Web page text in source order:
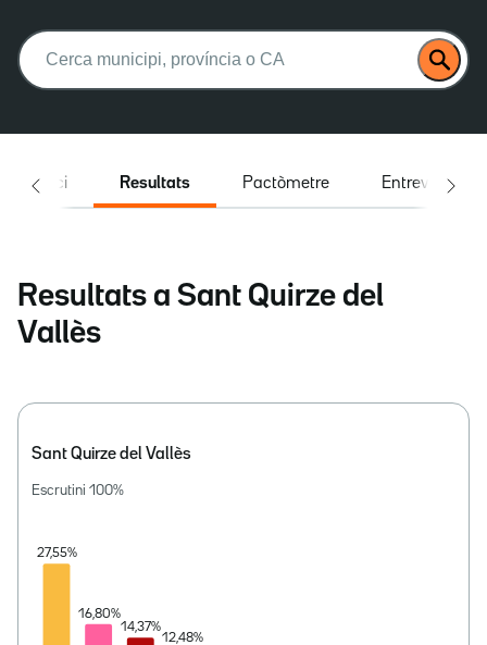
Buscar:
Inici Resultats Pactòmetre Entrevistes
Resultats a Sant Quirze del
Vallès
Sant Quirze del Vallès
Escrutini 100%